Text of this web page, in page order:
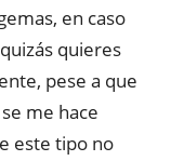
en caso
quieres
pese a que
me hace
este tipo no